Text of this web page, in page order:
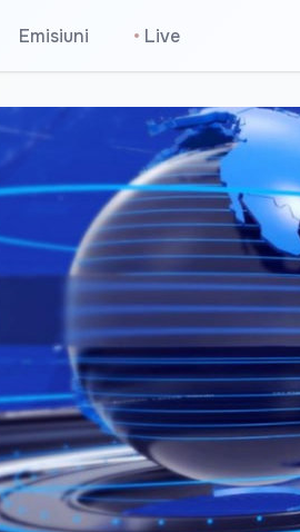
Emisiuni • Live